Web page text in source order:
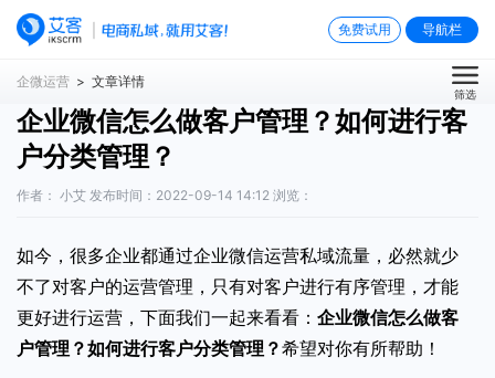
免费试用 导航栏
企微运营 > 文章详情
筛选
企业微信怎么做客户管理？如何进行客
户分类管理？
作者： 小艾 发布时间：2022-09-14 14:12 浏览：
如今，很多企业都通过企业微信运营私域流量，必然就少
不了对客户的运营管理，只有对客户进行有序管理，才能
更好进行运营，下面我们一起来看看： 企业微信怎么做客
户管理 ？如何进行客户分类管理？希望对你有所帮助！